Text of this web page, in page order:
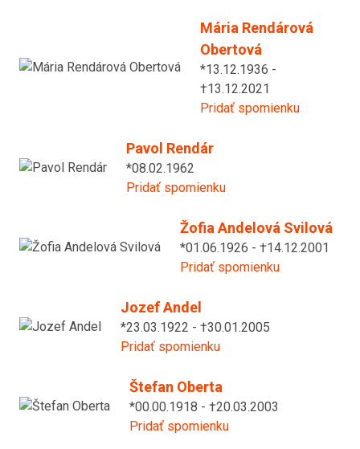
Mária Rendárová
Obertová
*13.12.1936 -
†13.12.2021
Pridať spomienku
Pavol Rendár
*08.02.1962
Pridať spomienku
Žofia Andelová Svilová
*01.06.1926 - †14.12.2001
Pridať spomienku
Jozef Andel
*23.03.1922 - †30.01.2005
Pridať spomienku
Štefan Oberta
*00.00.1918 - †20.03.2003
Pridať spomienku